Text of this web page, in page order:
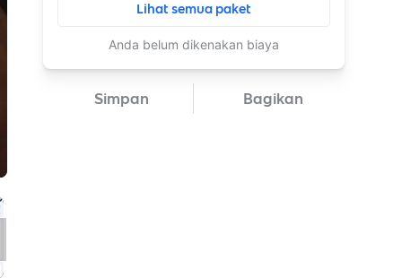
Lihat semua paket
Anda belum dikenakan biaya
Simpan Bagikan